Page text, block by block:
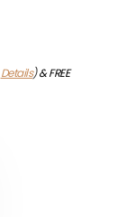
Details)&FREE